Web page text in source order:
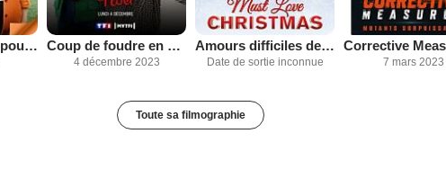
Coup de foudre pour le coach Coup de foudre en cadeau de Noël
4 décembre 2023
Amours difficiles de Noël
Date de sortie inconnue 7 mars 2023
Toute sa filmographie